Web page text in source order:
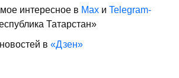
интересное в Max и Telegram-
Татарстан»
в «Дзен»